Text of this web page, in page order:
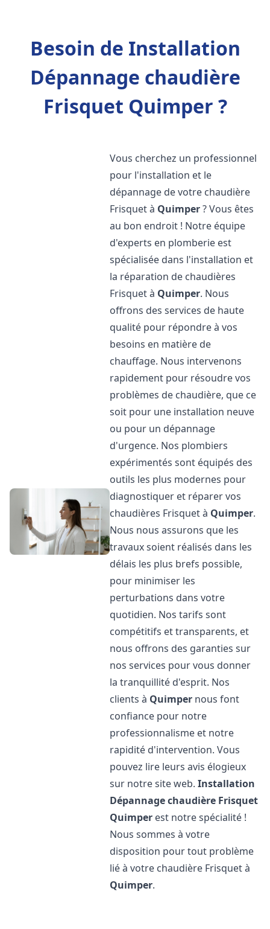
Besoin de Installation
Dépannage chaudière
Frisquet Quimper ?
Vous cherchez un professionnel
pour l'installation et le
dépannage de votre chaudière
Frisquet à Quimper? Vous êtes
au bon endroit ! Notre équipe
d'experts en plomberie est
spécialisée dans l'installation et
la réparation de chaudières
Frisquet à Quimper. Nous
offrons des services de haute
qualité pour répondre à vos
besoins en matière de
chauffage. Nous intervenons
rapidement pour résoudre vos
problèmes de chaudière, que ce
soit pour une installation neuve
ou pour un dépannage
d'urgence. Nos plombiers
expérimentés sont équipés des
outils les plus modernes pour
diagnostiquer et réparer vos
chaudières Frisquet à Quimper.
Nous nous assurons que les
travaux soient réalisés dans les
délais les plus brefs possible,
pour minimiser les
perturbations dans votre
quotidien. Nos tarifs sont
compétitifs et transparents, et
nous offrons des garanties sur
nos services pour vous donner
la tranquillité d'esprit. Nos
clients à Quimper nous font
confiance pour notre
professionnalisme et notre
rapidité d'intervention. Vous
pouvez lire leurs avis élogieux
sur notre site web.Installation
Dépannage chaudière Frisquet
Quimper est notre spécialité !
Nous sommes à votre
disposition pour tout problème
lié à votre chaudière Frisquet à
Quimper.